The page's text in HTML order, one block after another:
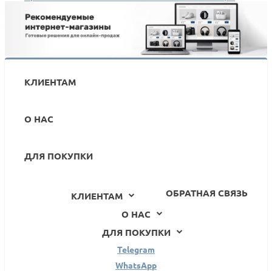
КЛИЕНТАМ
О НАС
ДЛЯ ПОКУПКИ
ОБРАТНАЯ СВЯЗЬ
КЛИЕНТАМ
О НАС
ДЛЯ ПОКУПКИ
Telegram
WhatsApp